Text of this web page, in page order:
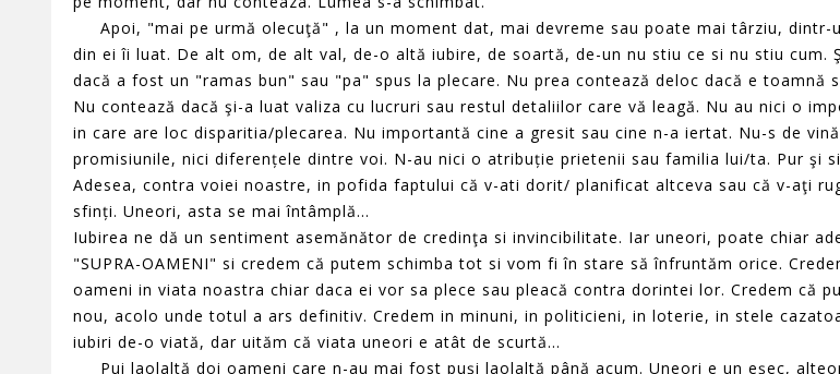
Apoi, "mai pe urmă olecuţă" , la un moment dat, mai devreme sau poate mai târziu, dintr-
din ei îi luat. De alt om, de alt val, de-o altă iubire, de soartă, de-un nu stiu ce si nu stiu cum.
dacă a fost un "ramas bun" sau "pa" spus la plecare. Nu prea contează deloc dacă e toamnă
Nu contează dacă şi-a luat valiza cu lucruri sau restul detaliilor care vă leagă. Nu au nici o
in care are loc disparitia/plecarea. Nu importantă cine a gresit sau cine n-a iertat. Nu-s de
promisiunile, nici diferențele dintre voi. N-au nici o atribuție prietenii sau familia lui/ta. Pur şi
Adesea, contra voiei noastre, in pofida faptului că v-ati dorit/ planificat altceva sau că v-aţi
sfinți. Uneori, asta se mai întâmplă...
Iubirea ne dă un sentiment asemănător de credinţa si invincibilitate. Iar uneori, poate chiar
"SUPRA-OAMENI" si credem că putem schimba tot si vom fi în stare să înfruntăm orice.
oameni in viata noastra chiar daca ei vor sa plece sau pleacă contra dorintei lor. Credem că
nou, acolo unde totul a ars definitiv. Credem in minuni, in politicieni, in loterie, in stele
iubiri de-o viată, dar uităm că viata uneori e atât de scurtă...
Pui laolaltă doi oameni care n-au mai fost puşi laolaltă până acum. Uneori e un eşec,